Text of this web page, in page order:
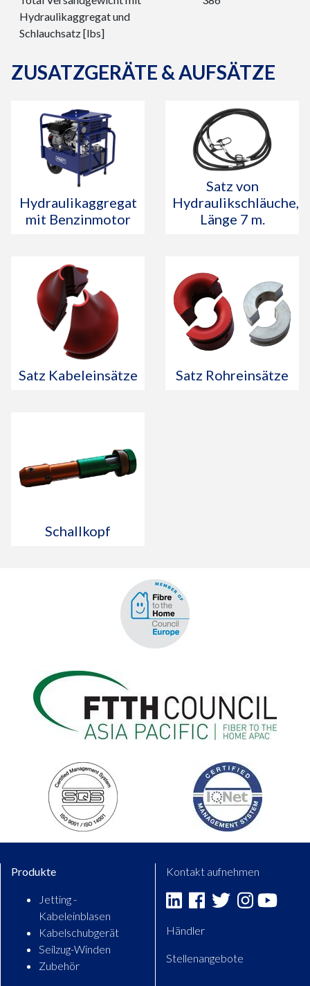
Hydraulikaggregat und
Schlauchsatz [lbs]
ZUSATZGERÄTE & AUFSÄTZE
Hydraulikaggregat
mit Benzinmotor
Satz von
Hydraulikschläuche,
Länge 7 m.
Satz Kabeleinsätze Satz Rohreinsätze
Schallkopf
Produkte
Jetting -
Kabeleinblasen
Kabelschubgerät
Seilzug-Winden
Zubehör
Kontakt aufnehmen
LinkedinFacebook
TwitterInstagram
Händler
Stellenangebote